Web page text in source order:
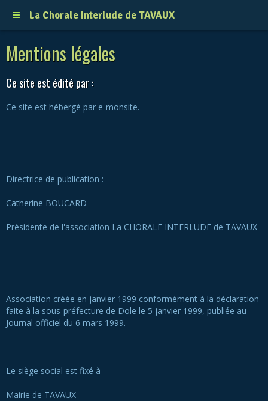
La Chorale Interlude de TAVAUX
Mentions légales
Ce site est édité par :
Ce site est hébergé par e-monsite.
Directrice de publication :
Catherine BOUCARD
Présidente de l'association La CHORALE INTERLUDE de TAVAUX
Association créée en janvier 1999 conformément à la déclaration
faite à la sous-préfecture de Dole le 5 janvier 1999, publiée au
Journal officiel du 6 mars 1999.
Le siège social est fixé à
Mairie de TAVAUX